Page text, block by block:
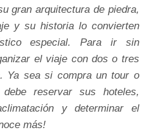
gran arquitectura de piedra,
y su historia lo convierten
especial. Para ir sin
el viaje con dos o tres
Ya sea si compra un tour o
reservar sus hoteles,
y determinar el
más!